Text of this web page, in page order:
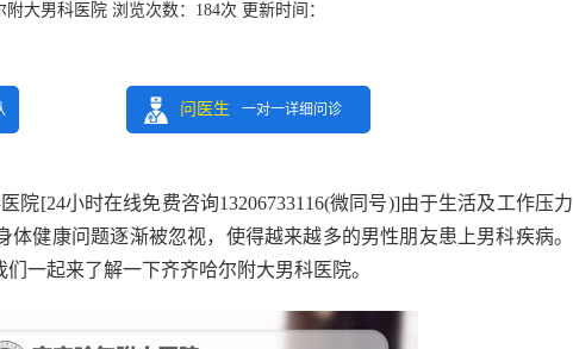
附大男科医院浏览次数： 184次 更新时间：
问医生 一对一详细问诊
院[24小时在线免费咨询13206733116(微同号)]由于生活及工作压力
健康问题逐渐被忽视，使得越来越多的男性朋友患上男科疾病。
一起来了解一下齐齐哈尔附大男科医院。